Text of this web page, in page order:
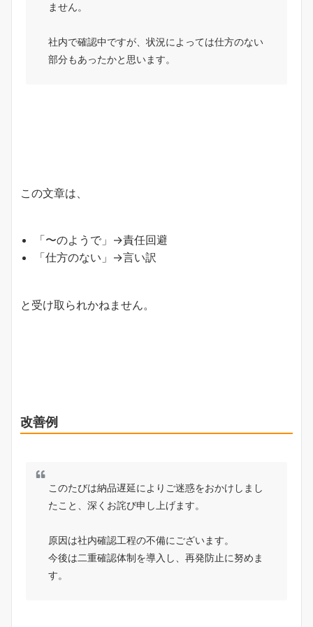
ません。
社内で確認中ですが、状況によっては仕方のない
部分もあったかと思います。
この文章は、
「〜のようで」→責任回避
「仕方のない」→言い訳
と受け取られかねません。
改善例
このたびは納品遅延によりご迷惑をおかけしまし
たこと、深くお詫び申し上げます。
原因は社内確認工程の不備にございます。
今後は二重確認体制を導入し、再発防止に努めま
す。